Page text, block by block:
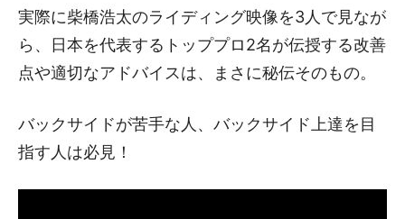
実際に柴橋浩太のライディング映像を3人で見なが
ら、日本を代表するトッププロ2名が伝授する改善
点や適切なアドバイスは、まさに秘伝そのもの。
バックサイドが苦手な人、バックサイド上達を目
指す人は必見！